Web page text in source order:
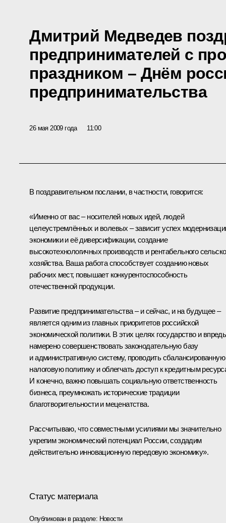
Дмитрий Медведев
предпринимателей с
праздником – Днём
предпринимательства
26 мая 2009 года 11:00
В поздравительном послании, в частности, говорится:
«Именно от вас – носителей новых идей, людей
целеустремлённых и волевых – зависит успех
экономики и её диверсификации, создание
высокотехнологичных производств и рентабельного
хозяйства. Ваша работа способствует созданию новых
рабочих мест, повышает конкурентоспособность
отечественной продукции.
Развитие предпринимательства – и сейчас, и на будущее –
является одним из главных приоритетов российской
экономической политики. В этих целях государство и впредь
намерено совершенствовать законодательную базу
и административную систему, проводить сбалансированную
налоговую политику и облегчать доступ к кредитным
И конечно, важно повышать социальную ответственность
бизнеса, преумножать исторические традиции
благотворительности и меценатства.
Рассчитываю, что совместными усилиями мы значительно
укрепим экономический потенциал России, создадим
действительно инновационную передовую экономику».
Статус материала
Опубликован в разделе: Новости